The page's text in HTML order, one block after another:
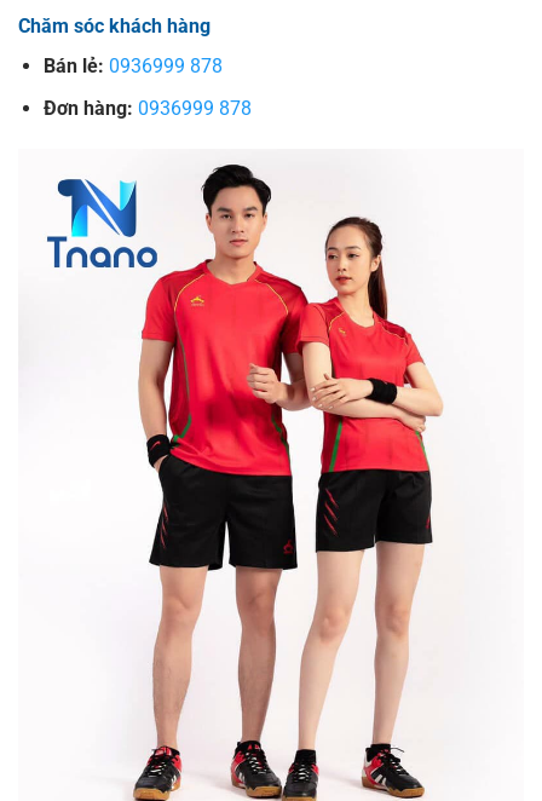
Chăm sóc khách hàng
Bán lẻ: 0936999 878
Đơn hàng: 0936999 878